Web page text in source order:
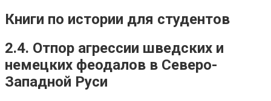
Книги по истории для студентов
2.4. Отпор агрессии шведских и
немецких феодалов в Северо-
Западной Руси